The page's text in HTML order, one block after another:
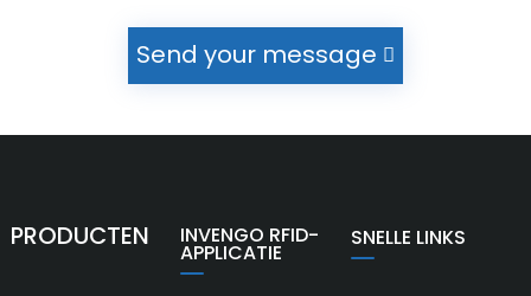
Send your message
PRODUCTEN INVENGO RFID-
APPLICATIE
SNELLE LINKS